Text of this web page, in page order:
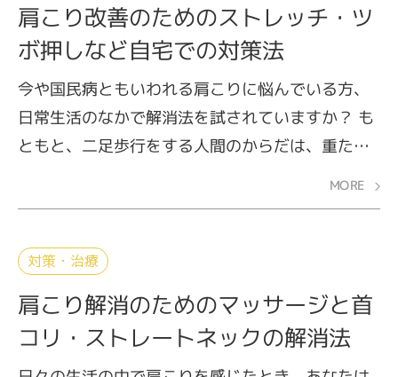
肩こり改善のためのストレッチ・ツ
ボ押しなど自宅での対策法
今や国民病ともいわれる肩こりに悩んでいる方、
日常生活のなかで解消法を試されていますか？ も
ともと、二足歩行をする人間のからだは、重たい
頭をささえるために、肩こりが生じやすい構造を
しています。さらに、現代人はパスコンやスマホ
す。つらい症状を少しでも軽減するために、日々
今回は、ストレッチ、ツボ押し、痛み日記の3つを
ご紹介します。
MORE
対策・治療
肩こり解消のためのマッサージと首
コリ・ストレートネックの解消法